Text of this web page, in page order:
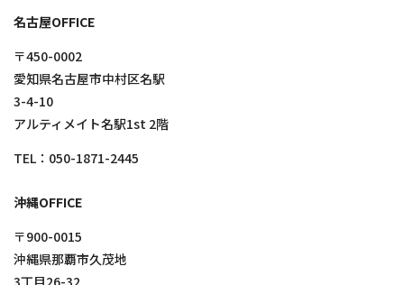
名古屋OFFICE
〒450-0002
愛知県名古屋市中村区名駅
3-4-10
アルティメイト名駅1st 2階
TEL： 050-1871-2445
沖縄OFFICE
〒900-0015
沖縄県那覇市久茂地